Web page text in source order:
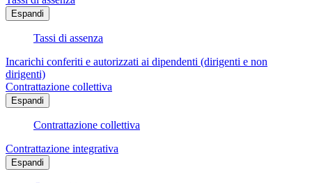
Espandi
Tassi di assenza
Incarichi conferiti e autorizzati ai dipendenti (dirigenti e non
dirigenti)
Contrattazione collettiva
Espandi
Contrattazione collettiva
Contrattazione integrativa
Espandi